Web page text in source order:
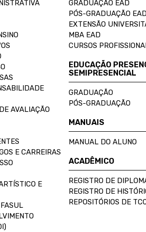
AVALIAÇÃO
E CARREIRAS
E
GRADUAÇÃO EAD
PÓS-GRADUAÇÃO
EXTENSÃO
MBA EAD
CURSOS
EDUCAÇÃO
SEMIPRESENCIAL
GRADUAÇÃO
PÓS-GRADUAÇÃO
MANUAIS
MANUAL DO ALUNO
ACADÊMICO
REGISTRO DE
REGISTRO DE
REPOSITÓRIOS DE